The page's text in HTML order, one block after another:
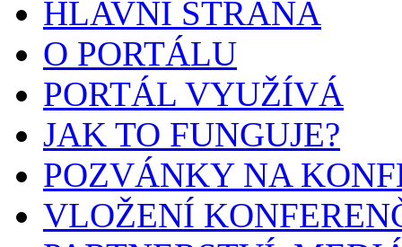
HLAVNÍ STRANA
O PORTÁLU
PORTÁL VYUŽÍVÁ
JAK TO FUNGUJE?
POZVÁNKY NA
VLOŽENÍ